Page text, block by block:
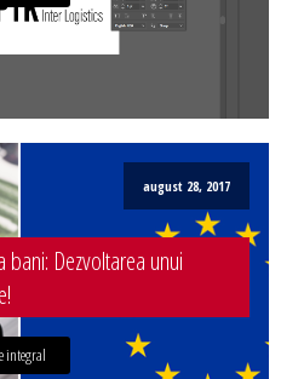
august 28, 2017
Dezvoltarea unui
integral